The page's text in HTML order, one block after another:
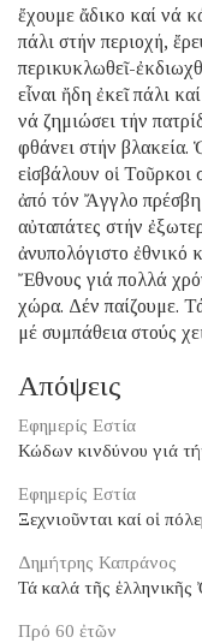
ἔχουμε ἄδικο καί νά
πάλι στήν περιοχή,
περικυκλωθεῖ-
εἶναι ἤδη ἐκεῖ πάλι
νά ζημιώσει τήν
φθάνει στήν βλακεία.
εἰσβάλουν οἱ Τοῦρκοι
ἀπό τόν Ἄγγλο πρέσβη
αὐταπάτες στήν
ἀνυπολόγιστο ἐθνικό
Ἔθνους γιά πολλά
χώρα. Δέν παίζουμε.
μέ συμπάθεια στούς
Απόψεις
Εφημερίς Εστία
Κώδων κινδύνου γιά
Εφημερίς Εστία
Ξεχνιοῦνται καί οἱ
Δημήτρης Καπράνος
Τά καλά τῆς ἑλληνικῆς
Πρό 60 ἐτῶν